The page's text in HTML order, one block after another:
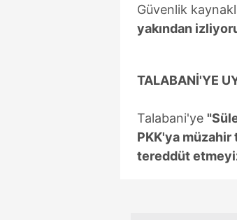
Güvenlik
yakından
TALABANİ'YE
Talabani'ye
PKK'ya
tereddüt